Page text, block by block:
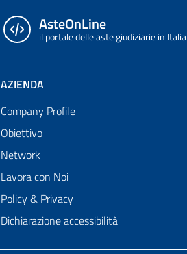
AsteOnLine
il portale delle aste giudiziarie in Italia
AZIENDA
Company Profile
Obiettivo
Network
Lavora con Noi
Policy & Privacy
Dichiarazione accessibilità